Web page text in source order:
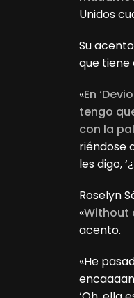
Unidos
Su
que tiene
«En
tengo
con la
riéndose
les digo,
Roselyn
«Without
acento.
«He